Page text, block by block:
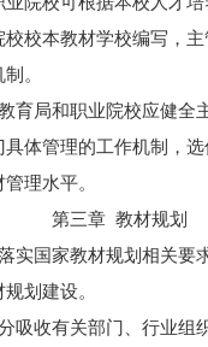
校本教材学校编写，
。
育局和职业院校应健全
体管理的工作机制，
理水平。
第三章 教材规划
实国家教材规划相关要
划建设。
吸收有关部门、行业组